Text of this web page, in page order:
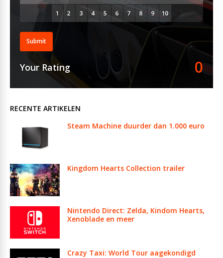
Submit
Your Rating 0
RECENTE ARTIKELEN
Steam Machine duurder dan 1.000 euro
Kingdom Hearts Collection trailer
Nintendo Direct: Zelda, Kindom Hearts,
Xenoblade en meer
Crazy Taxi: World Tour aagekondigd